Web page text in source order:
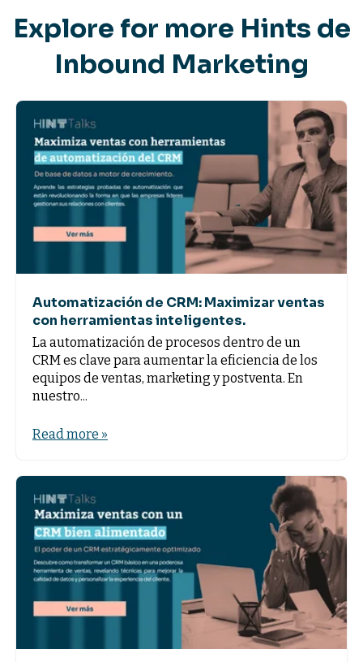
Explore for more Hints de
Inbound Marketing
Automatización de CRM: Maximizar ventas
con herramientas inteligentes.
La automatización de procesos dentro de un
CRM es clave para aumentar la eficiencia de los
equipos de ventas, marketing y postventa. En
nuestro...
Read more »